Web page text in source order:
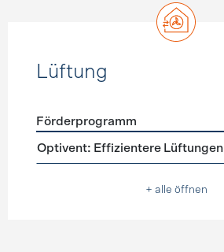
Lüftung
Förderprogramme Lüftung
Förderprogramm
Optivent: Effizientere Lüftungen
+ alle öffnen